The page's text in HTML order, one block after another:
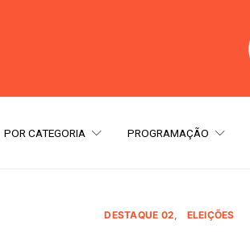
POR CATEGORIA PROGRAMAÇÃO
DESTAQUE 02 ELEIÇÕES